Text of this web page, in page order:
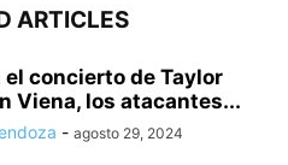
ARTICLES
el concierto de Taylor
Viena, los atacantes...
- agosto 29, 2024